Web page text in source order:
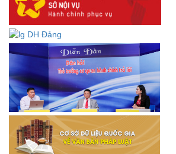
Lấy ý kiến dự thảo Quyết định quy
định về thành lập, tổ chức và hoạt động
hợp liên ngành
Thông báo về việc tải biểu mẫu báo
thực hiện Nghị quyết số 18-NQ/TW và
NQ/TW
Thư chúc mừng của Bộ trưởng Bộ Nội
niệm 78 năm Ngày thành lập Bộ Nội vụ,
thống ngành Tổ chức nhà nước (28/8/
Thông báo về việc đăng tải Bộ câu hỏi
thi dân vận khéo năm 2023